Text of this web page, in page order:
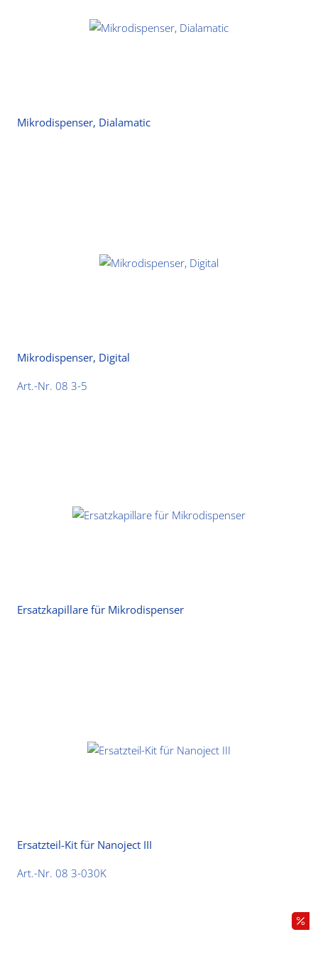
Mikrodispenser, Dialamatic
Mikrodispenser, Digital
Art.-Nr. 08 3-5
Ersatzkapillare für Mikrodispenser
Ersatzteil-Kit für Nanoject III
Art.-Nr. 08 3-030K